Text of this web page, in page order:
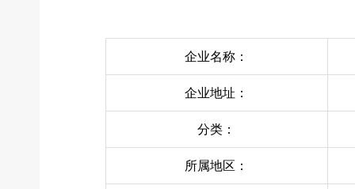
企业名称：
企业地址：
分类：
所属地区：